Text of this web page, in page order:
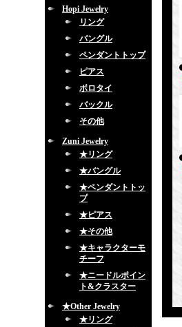
Hopi Jewelry
リング
バングル
ペンダントトップ
ピアス
ボロタイ
バックル
その他
Zuni Jewelry
★リング
★バングル
★ペンダントトッ
プ
★ピアス
★その他
★キャラクターモ
チーフ
★ニードルポイン
ト&クラスター
★Other Jewelry
★リング